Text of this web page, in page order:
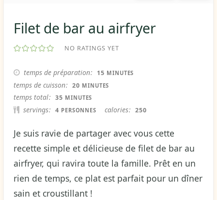
Filet de bar au airfryer
NO RATINGS YET
temps de préparation 15 MINUTES
MINUTES
temps de cuisson 20 MINUTES
MINUTES
temps total 35 MINUTES
MINUTES
servings 4 PERSONNES calories 250
Je suis ravie de partager avec vous cette
recette simple et délicieuse de filet de bar au
airfryer, qui ravira toute la famille. Prêt en un
rien de temps, ce plat est parfait pour un dîner
sain et croustillant !